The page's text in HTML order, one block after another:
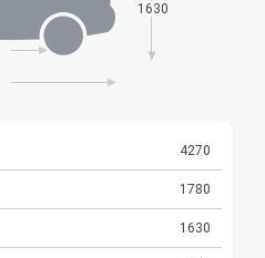
1630
4270
1780
1630